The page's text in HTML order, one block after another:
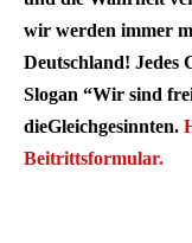
wir werden immer
Deutschland! Jedes
Slogan “Wir sind
dieGleichgesinnten.
Beitrittsformular.